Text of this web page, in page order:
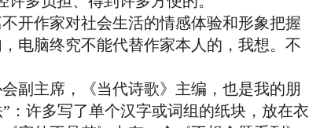
作家对社会生活的情感体验和形象把握
电脑终究不能代替作家本人的，我想。不
主席，《当代诗歌》主编，也是我的朋
：许多写了单个汉字或词组的纸块，放在衣